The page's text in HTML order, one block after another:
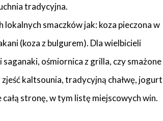
tradycyjna.
smaczków jak: koza pieczona w
(koza z bulgurem). Dla wielbicieli
ośmiornica z grilla, czy smażone
kaltsounia, tradycyjną chałwę, jogurt
stronę, w tym listę miejscowych win.